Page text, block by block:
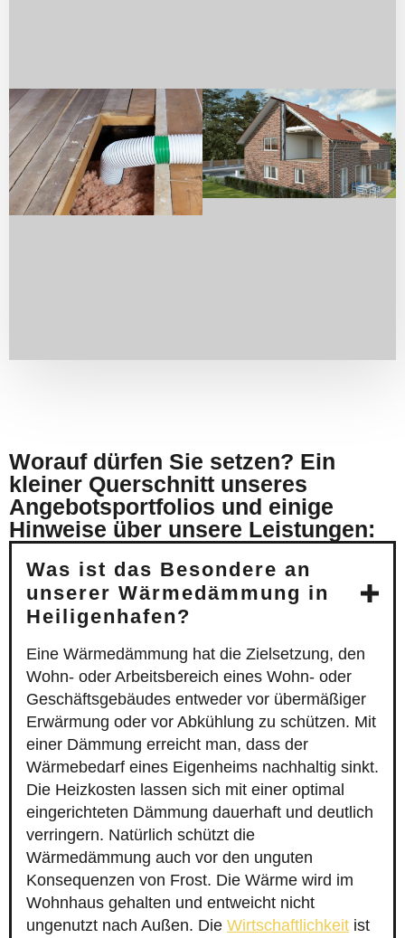
Worauf dürfen Sie setzen? Ein
kleiner Querschnitt unseres
Angebotsportfolios und einige
Hinweise über unsere Leistungen:
Was ist das Besondere an
unserer Wärmedämmung in
Heiligenhafen?
Eine Wärmedämmung hat die Zielsetzung, den
Wohn- oder Arbeitsbereich eines Wohn- oder
Geschäftsgebäudes entweder vor übermäßiger
Erwärmung oder vor Abkühlung zu schützen. Mit
einer Dämmung erreicht man, dass der
Wärmebedarf eines Eigenheims nachhaltig sinkt.
Die Heizkosten lassen sich mit einer optimal
eingerichteten Dämmung dauerhaft und deutlich
verringern. Natürlich schützt die
Wärmedämmung auch vor den unguten
Konsequenzen von Frost. Die Wärme wird im
Wohnhaus gehalten und entweicht nicht
ungenutzt nach Außen. Die Wirtschaftlichkeit ist